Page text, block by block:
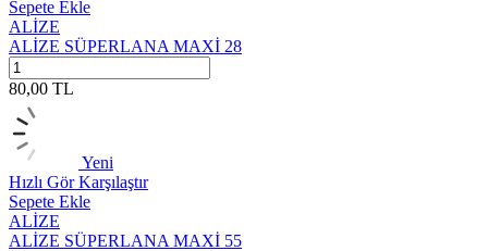
Sepete Ekle
ALİZE
ALİZE SÜPERLANA MAXİ 28
80,00 TL
Yeni
Hızlı GörKarşılaştır
Sepete Ekle
ALİZE
ALİZE SÜPERLANA MAXİ 55